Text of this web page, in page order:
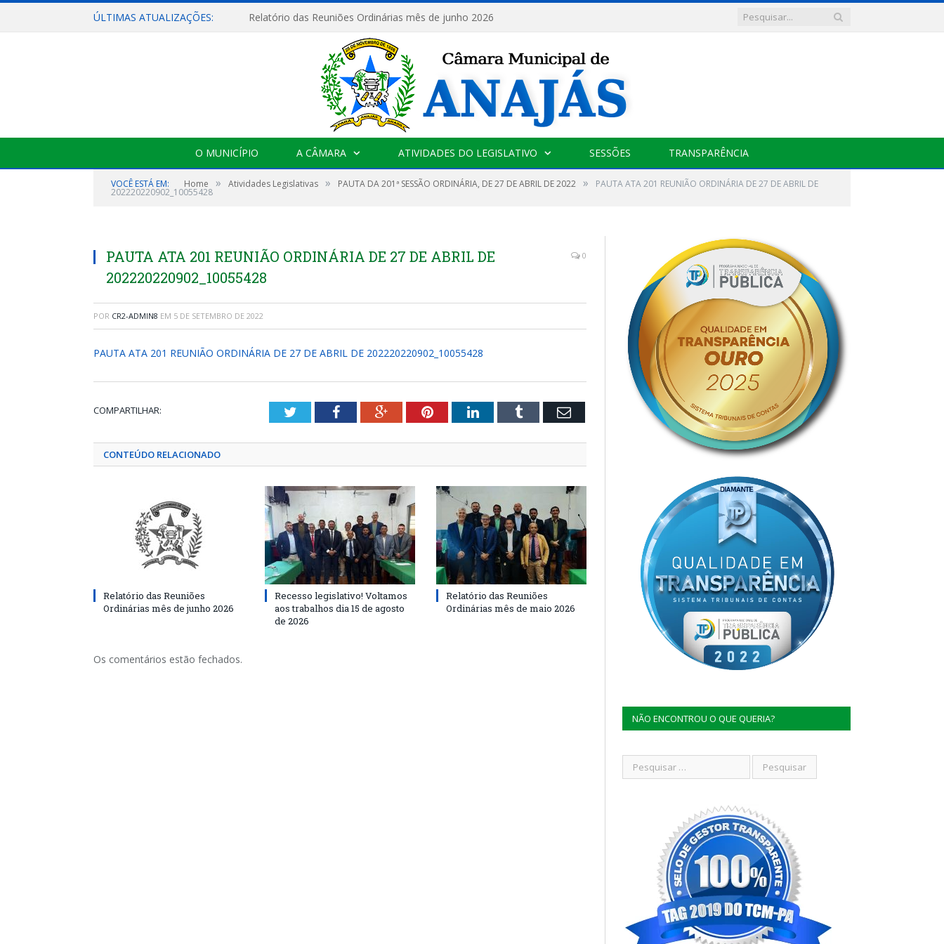
ÚLTIMAS ATUALIZAÇÕES: Relatório das Reuniões Ordinárias mês de junho 2026
O MUNICÍPIO A CÂMARA ATIVIDADES DO LEGISLATIVO SESSÕES TRANSPARÊNCIA
VOCÊ ESTÁ EM: Home » Atividades Legislativas » PAUTA DA 201ª SESSÃO ORDINÁRIA, DE 27 DE ABRIL DE 2022 » PAUTA ATA 201 REUNIÃO ORDINÁRIA DE 27 DE ABRIL DE
202220220902_10055428
PAUTA ATA 201 REUNIÃO ORDINÁRIA DE 27 DE ABRIL DE
202220220902_10055428
0
POR CR2-ADMIN8 EM 5 DE SETEMBRO DE 2022
PAUTA ATA 201 REUNIÃO ORDINÁRIA DE 27 DE ABRIL DE 202220220902_10055428
COMPARTILHAR: TwitterFacebookGoogle+PinterestLinkedInTumblr Email
CONTEÚDO RELACIONADO
Relatório das Reuniões
Ordinárias mês de junho 2026
Recesso legislativo! Voltamos
aos trabalhos dia 15 de agosto
de 2026
Relatório das Reuniões
Ordinárias mês de maio 2026
Os comentários estão fechados.
NÃO ENCONTROU O QUE QUERIA?